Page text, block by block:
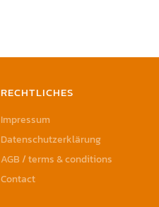
RECHTLICHES
Impressum
Datenschutzerklärung
AGB / terms & conditions
Contact